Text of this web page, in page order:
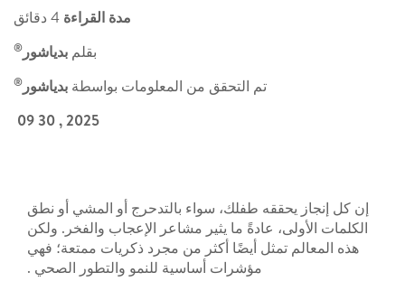
مدة القراءة
بقلم بدياشور ®
تم التحقق من المعلومات بواسطة بدياشور ®
2025 , 30 09
إن كل إنجاز يحققه طفلك، سواء بالتدحرج أو المشي أو نطق
الكلمات الأولى، عادةً ما يثير مشاعر الإعجاب والفخر. ولكن
هذه المعالم تمثل أيضًا أكثر من مجرد ذكريات ممتعة؛ فهي
مؤشرات أساسية للنمو والتطور الصحي .